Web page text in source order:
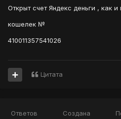
Открыт счет Яндекс деньги , как и
кошелек №
410011357541026
Цитата
Ответов Создана